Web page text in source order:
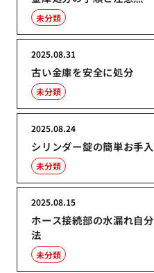
未分類
古い金庫を安全に処分
2025.08.31
未分類
シリンダー錠の簡単お手
2025.08.24
未分類
ホース接続部の水漏れ自
法
2025.08.15
未分類